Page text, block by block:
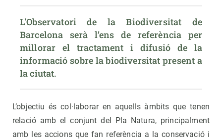
L'Observatori de la Biodiversitat de
Barcelona serà l’ens de referència per
millorar el tractament i difusió de la
informació sobre la biodiversitat present a
la ciutat.
L’objectiu és col·laborar en aquells àmbits que tenen
relació amb el conjunt del Pla Natura, principalment
amb les accions que fan referència a la conservació i